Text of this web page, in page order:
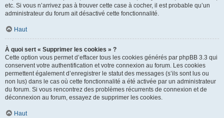
etc. Si vous n’arrivez pas à trouver cette case à cocher, il est probable qu’un
administrateur du forum ait désactivé cette fonctionnalité.
Haut
À quoi sert « Supprimer les cookies » ?
Cette option vous permet d’effacer tous les cookies générés par phpBB 3.3 qui
conservent votre authentification et votre connexion au forum. Les cookies
permettent également d’enregistrer le statut des messages (s’ils sont lus ou
non lus) dans le cas où cette fonctionnalité a été activée par un administrateur
du forum. Si vous rencontrez des problèmes récurrents de connexion et de
déconnexion au forum, essayez de supprimer les cookies.
Haut